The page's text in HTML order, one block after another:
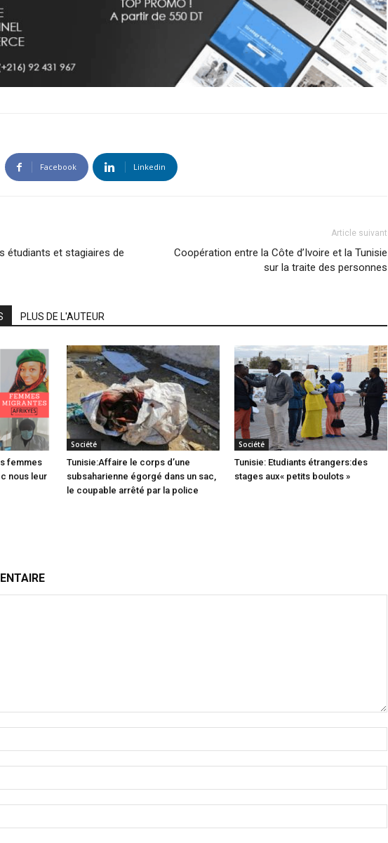
Facebook Linkedin
étudiants et stagiaires de
Article suivant
Coopération entre la Côte d’Ivoire et la Tunisie
sur la traite des personnes
PLUS DE L'AUTEUR
femmes
nous leur
Société
Tunisie:Affaire le corps d’une
subsaharienne égorgé dans un sac,
le coupable arrêté par la police
Société
Tunisie: Etudiants étrangers:des
stages aux« petits boulots »